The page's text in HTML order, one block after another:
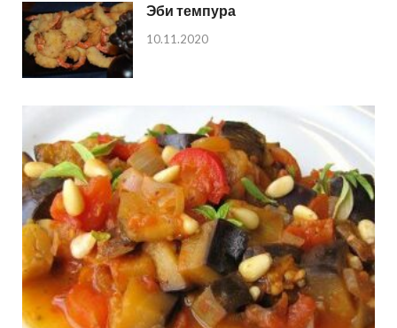
Эби темпура
10.11.2020